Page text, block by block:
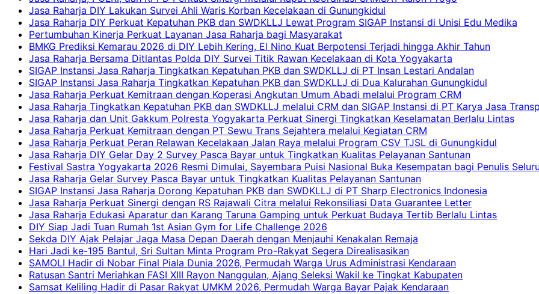
Jasa Raharja DIY Lakukan Survei Ahli Waris Korban Kecelakaan di Gunungkidul
Jasa Raharja DIY Perkuat Kepatuhan PKB dan SWDKLLJ Lewat Program SIGAP Instansi di Unisi Edu Medika
Pertumbuhan Kinerja Perkuat Layanan Jasa Raharja bagi Masyarakat
BMKG Prediksi Kemarau 2026 di DIY Lebih Kering, El Nino Kuat Berpotensi Terjadi hingga Akhir Tahun
Jasa Raharja Bersama Ditlantas Polda DIY Survei Titik Rawan Kecelakaan di Kota Yogyakarta
SIGAP Instansi Jasa Raharja Tingkatkan Kepatuhan PKB dan SWDKLLJ di PT Insan Lestari Andalan
SIGAP Instansi Jasa Raharja Tingkatkan Kepatuhan PKB dan SWDKLLJ di Dua Kalurahan Gunungkidul
Jasa Raharja Perkuat Kemitraan dengan Koperasi Angkutan Umum Abadi melalui Program CRM
Jasa Raharja Tingkatkan Kepatuhan PKB dan SWDKLLJ melalui CRM dan SIGAP Instansi di PT Karya Jasa
Jasa Raharja dan Unit Gakkum Polresta Yogyakarta Perkuat Sinergi Tingkatkan Keselamatan Berlalu Lintas
Jasa Raharja Perkuat Kemitraan dengan PT Sewu Trans Sejahtera melalui Kegiatan CRM
Jasa Raharja Perkuat Peran Relawan Kecelakaan Jalan Raya melalui Program CSV TJSL di Gunungkidul
Jasa Raharja DIY Gelar Day 2 Survey Pasca Bayar untuk Tingkatkan Kualitas Pelayanan Santunan
Festival Sastra Yogyakarta 2026 Resmi Dimulai, Sayembara Puisi Nasional Buka Kesempatan bagi Penulis
Jasa Raharja Gelar Survey Pasca Bayar untuk Tingkatkan Kualitas Pelayanan Santunan
SIGAP Instansi Jasa Raharja Dorong Kepatuhan PKB dan SWDKLLJ di PT Sharp Electronics Indonesia
Jasa Raharja Perkuat Sinergi dengan RS Rajawali Citra melalui Rekonsiliasi Data Guarantee Letter
Jasa Raharja Edukasi Aparatur dan Karang Taruna Gamping untuk Perkuat Budaya Tertib Berlalu Lintas
DIY Siap Jadi Tuan Rumah 1st Asian Gym for Life Challenge 2026
Sekda DIY Ajak Pelajar Jaga Masa Depan Daerah dengan Menjauhi Kenakalan Remaja
Hari Jadi ke-195 Bantul, Sri Sultan Minta Program Pro-Rakyat Segera Direalisasikan
SAMOLI Hadir di Nobar Final Piala Dunia 2026, Permudah Warga Urus Administrasi Kendaraan
Ratusan Santri Meriahkan FASI XIII Rayon Nanggulan, Ajang Seleksi Wakil ke Tingkat Kabupaten
Samsat Keliling Hadir di Pasar Rakyat UMKM 2026, Permudah Warga Bayar Pajak Kendaraan